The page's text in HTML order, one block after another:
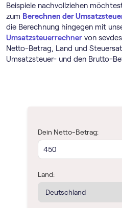
Beispiele nachvollziehen
zum Berechnen der
die Berechnung hingegen mit
Umsatzsteuerrechner von
Netto-Betrag, Land und
Umsatzsteuer- und den Brutto-
Dein Netto-Betrag:
Land: